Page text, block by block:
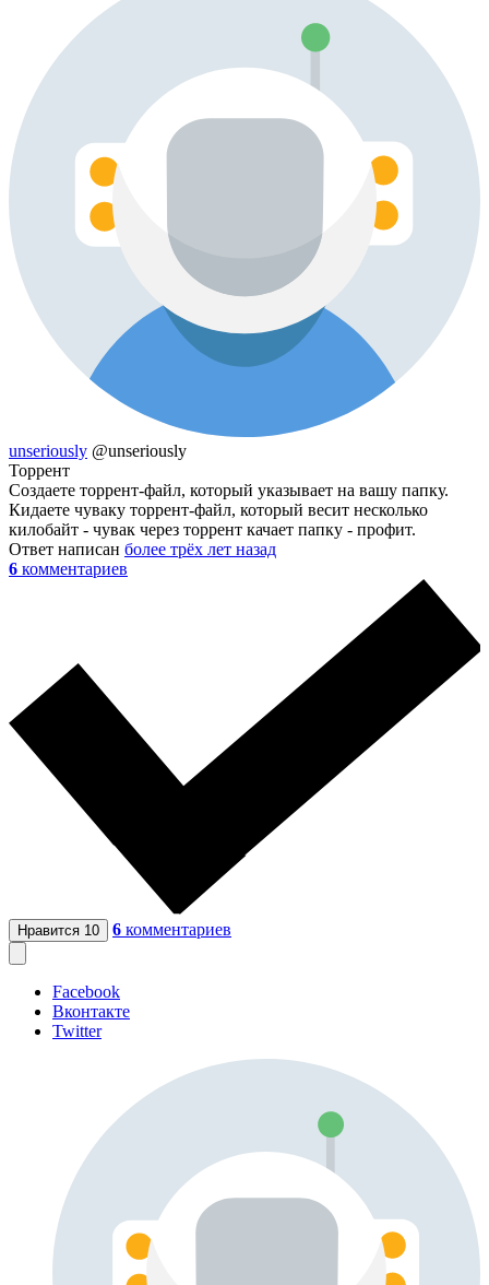
unseriously @unseriously
Торрент
Создаете торрент-файл, который указывает на вашу папку.
Кидаете чуваку торрент-файл, который весит несколько
килобайт - чувак через торрент качает папку - профит.
Ответ написан более трёх лет назад
6 комментариев
Нравится 10 6 комментариев
Facebook
Вконтакте
Twitter